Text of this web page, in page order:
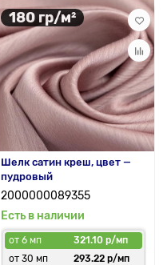
180 гр/м²
Шелк сатин креш, цвет —
пудровый
2000000089355
Есть в наличии
от 6 мп
321.10 р/мп
от 30 мп
293.22 р/мп